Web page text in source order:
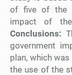
of five of the
impact of
Conclusions:
government
plan, which
the use of the